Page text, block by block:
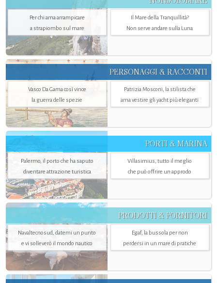
Per chi ama arrampicare
a strapiombo sul mare
Il Mare della Tranquillità?
Non serve andare sulla Luna
PERSONAGGI & RACCONTI
Vasco Da Gama così vince
la guerra delle spezie
Patrizia Mosconi, la stilista che
ama vestire gli yacht più eleganti
PORTI & MARINA
Palermo, il porto che ha saputo
diventare attrazione turistica
Villasimius, tutto il meglio
che può offrire un approdo
PRODOTTI & FORNITORI
Navaltecnosud, datemi un punto
e vi solleverò il mondo nautico
Egaf, la bussola per non
perdersi in un mare di pratiche